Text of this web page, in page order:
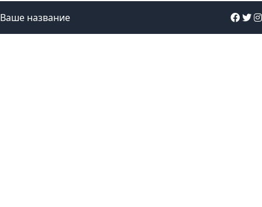
Ваше название